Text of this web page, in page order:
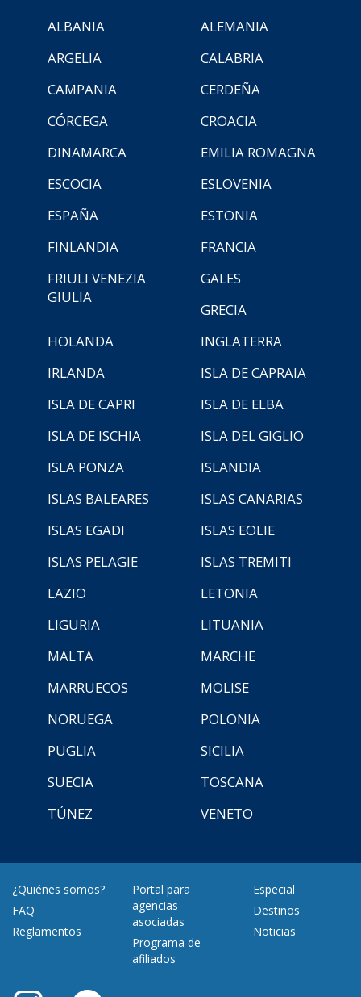
ALBANIA
ALEMANIA
ARGELIA
CALABRIA
CAMPANIA
CERDEÑA
CÓRCEGA
CROACIA
DINAMARCA
EMILIA ROMAGNA
ESCOCIA
ESLOVENIA
ESPAÑA
ESTONIA
FINLANDIA
FRANCIA
FRIULI VENEZIA
GIULIA
GALES
GRECIA
HOLANDA
INGLATERRA
IRLANDA
ISLA DE CAPRAIA
ISLA DE CAPRI
ISLA DE ELBA
ISLA DE ISCHIA
ISLA DEL GIGLIO
ISLA PONZA
ISLANDIA
ISLAS BALEARES
ISLAS CANARIAS
ISLAS EGADI
ISLAS EOLIE
ISLAS PELAGIE
ISLAS TREMITI
LAZIO
LETONIA
LIGURIA
LITUANIA
MALTA
MARCHE
MARRUECOS
MOLISE
NORUEGA
POLONIA
PUGLIA
SICILIA
SUECIA
TOSCANA
TÚNEZ
VENETO
¿Quiénes somos?
FAQ
Reglamentos
Portal para
agencias
asociadas
Programa de
afiliados
Especial
Destinos
Noticias